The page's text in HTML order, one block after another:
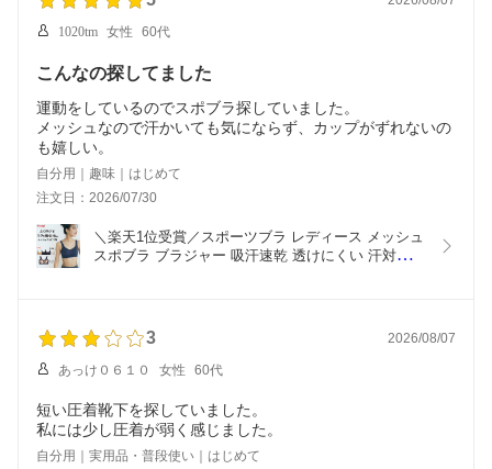
1020tm 女性 60代
こんなの探してました
運動をしているのでスポブラ探していました。
メッシュなので汗かいても気にならず、カップがずれないの
も嬉しい。
自分用｜趣味｜はじめて
注文日：2026/07/30
＼楽天1位受賞／スポーツブラ レディース メッシュ
スポブラ ブラジャー 吸汗速乾 透けにくい 汗対策
3 2026/08/07
あっけ０６１０ 女性 60代
短い圧着靴下を探していました。
私には少し圧着が弱く感じました。
自分用｜実用品・普段使い｜はじめて